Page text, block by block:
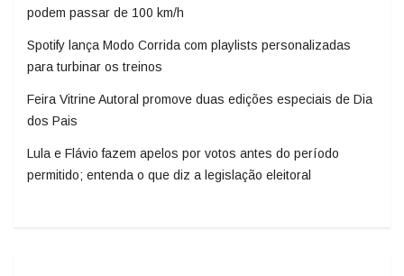
podem passar de 100 km/h
Spotify lança Modo Corrida com playlists personalizadas
para turbinar os treinos
Feira Vitrine Autoral promove duas edições especiais de Dia
dos Pais
Lula e Flávio fazem apelos por votos antes do período
permitido; entenda o que diz a legislação eleitoral